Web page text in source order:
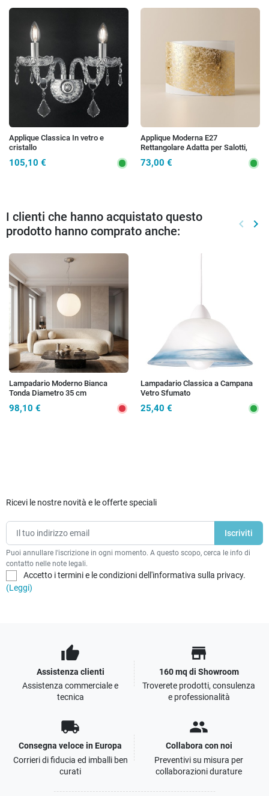
Applique Classica In vetro e
cristallo
105,10 €
Applique Moderna E27
Rettangolare Adatta per Salotti,
Oro o Argento
73,00 €
I clienti che hanno acquistato questo
prodotto hanno comprato anche:
keyboard_arrow_left keyboard_arrow_right
Lampadario Moderno Bianca
Tonda Diametro 35 cm
98,10 €
Lampadario Classica a Campana
Vetro Sfumato
25,40 €
Ricevi le nostre novità e le offerte speciali
Puoi annullare l'iscrizione in ogni momento. A questo scopo, cerca le info di
contatto nelle note legali.
Accetto i termini e le condizioni dell'informativa sulla privacy.
(Leggi)
thumb_up
Assistenza clienti
Assistenza commerciale e
tecnica
store
160 mq di Showroom
Troverete prodotti, consulenza
e professionalità
local_shipping
Consegna veloce in Europa
Corrieri di fiducia ed imballi ben
curati
people
Collabora con noi
Preventivi su misura per
collaborazioni durature